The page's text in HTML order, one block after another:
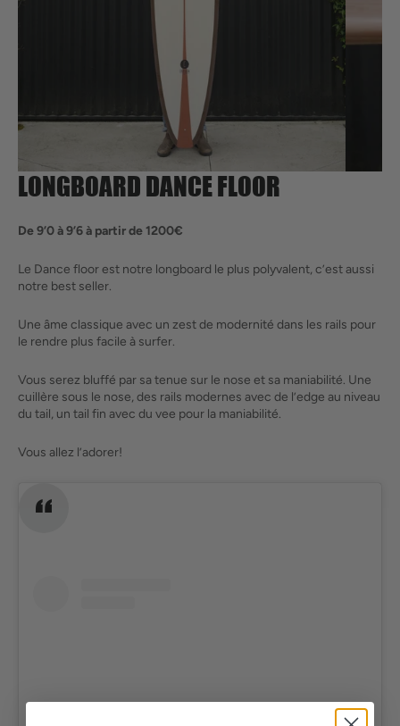
vue
de
galerie
LONGBOARD DANCE FLOOR
De 9’0 à 9’6 à partir de 1200€
Le Dance floor est notre longboard le plus polyvalent, c’est aussi
notre best seller.
Une âme classique avec un zest de modernité dans les rails pour
le rendre plus facile à surfer.
Vous serez bluffé par sa tenue sur le nose et sa maniabilité. Une
cuillère sous le nose, des rails modernes avec de l’edge au niveau
du tail, un tail fin avec du vee pour la maniabilité.
Vous allez l’adorer!